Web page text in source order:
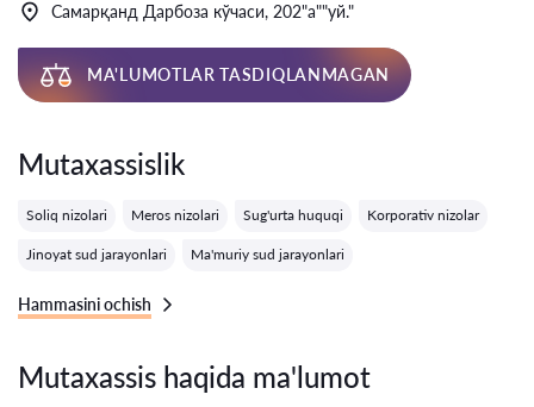
Самарқанд Дарбоза кўчаси, 202"а""уй."
MA'LUMOTLAR TASDIQLANMAGAN
Mutaxassislik
Soliq nizolari Meros nizolari Sug'urta huquqi Korporativ nizolar
Jinoyat sud jarayonlari Ma'muriy sud jarayonlari
Hammasini ochish
Mutaxassis haqida ma'lumot